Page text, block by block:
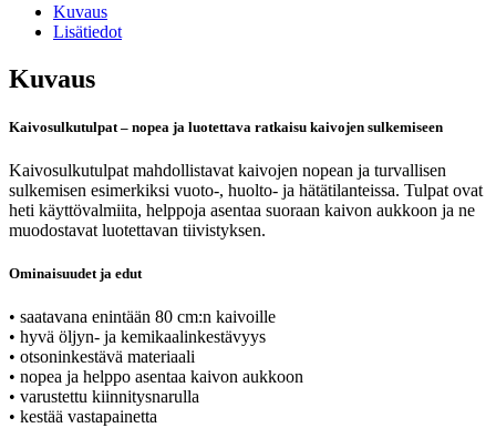
Kuvaus
Lisätiedot
Kuvaus
Kaivosulkutulpat – nopea ja luotettava ratkaisu kaivojen sulkemiseen
Kaivosulkutulpat mahdollistavat kaivojen nopean ja turvallisen
sulkemisen esimerkiksi vuoto-, huolto- ja hätätilanteissa. Tulpat ovat
heti käyttövalmiita, helppoja asentaa suoraan kaivon aukkoon ja ne
muodostavat luotettavan tiivistyksen.
Ominaisuudet ja edut
• saatavana enintään 80 cm:n kaivoille
• hyvä öljyn- ja kemikaalinkestävyys
• otsoninkestävä materiaali
• nopea ja helppo asentaa kaivon aukkoon
• varustettu kiinnitysnarulla
• kestää vastapainetta